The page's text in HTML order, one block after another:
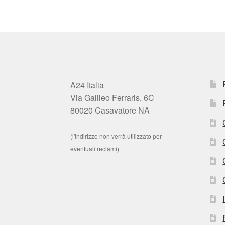
A24 Italia
Via Galileo Ferraris, 6C
80020 Casavatore NA
(l'indirizzo non verrà utilizzato per
eventuali reclami)